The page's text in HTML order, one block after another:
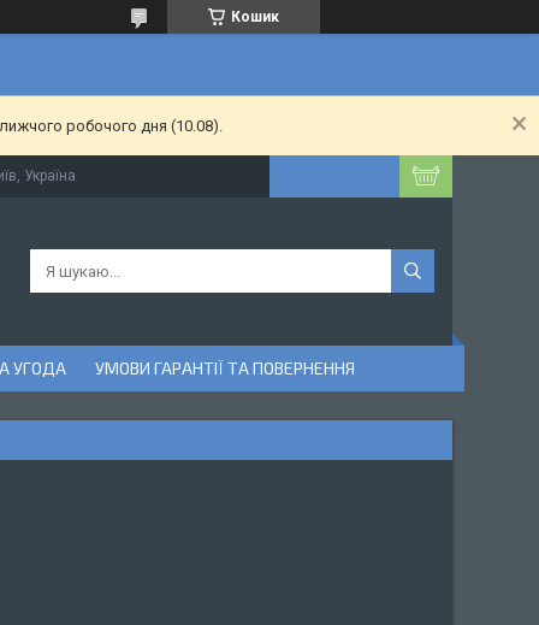
Кошик
робочого дня (10.08).
Україна
УГОДА УМОВИ ГАРАНТІЇ ТА ПОВЕРНЕННЯ